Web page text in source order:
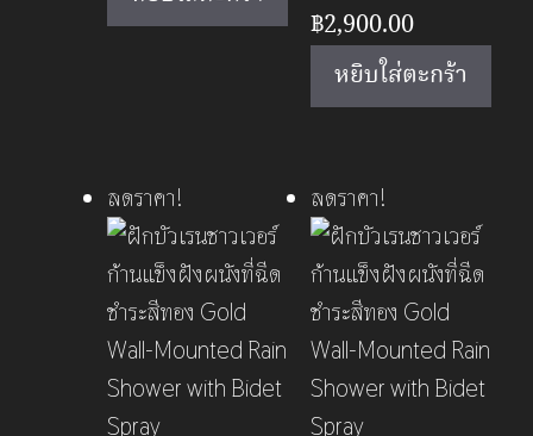
was:
is:
฿3,500.00.
Original
price
was:
฿2,900.00Current
price
is:
หยิบใส่ตะกร้า
ลดราคา! ลดราคา!